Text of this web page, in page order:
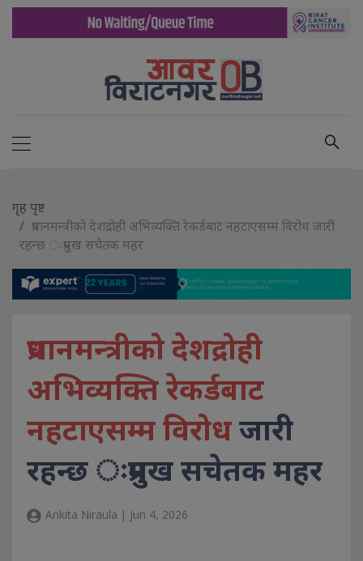
गृह पृष्ट
प्रधानमन्त्रीको देशद्रोही अभिव्यक्ति रेकर्डबाट नहटाएसम्म विरोध जारी
रहन्छ ःप्रमुख सचेतक महर
प्रधानमन्त्रीको देशद्रोही
अभिव्यक्ति रेकर्डबाट
नहटाएसम्म विरोधजारी
रहन्छ ःप्रमुख सचेतक महर
Ankita Niraula | Jun 4, 2026